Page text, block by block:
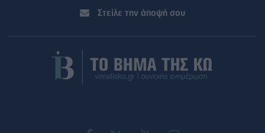
Στείλε την άποψή σου